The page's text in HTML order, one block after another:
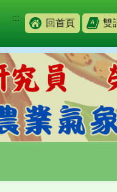
::: 回首頁 雙